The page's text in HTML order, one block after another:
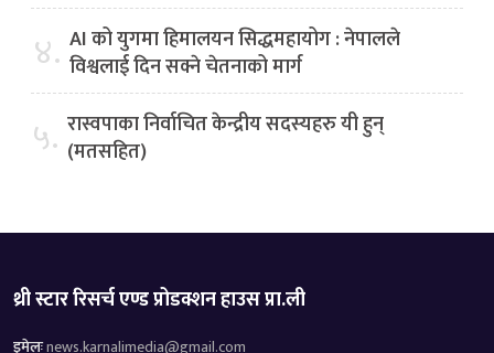
४. AI को युगमा हिमालयन सिद्धमहायोग : नेपालले
विश्वलाई दिन सक्ने चेतनाको मार्ग
५. रास्वपाका निर्वाचित केन्द्रीय सदस्यहरु यी हुन्
(मतसहित)
थ्री स्टार रिसर्च एण्ड प्रोडक्शन हाउस प्रा.ली
इमेलःnews.karnalimedia@gmail.com